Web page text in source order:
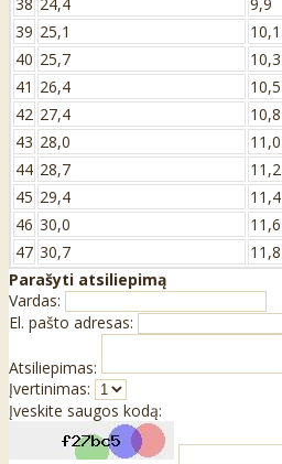
39 25,1
10,1
40 25,7
10,3
41 26,4
10,5
42 27,4
10,8
43 28,0
11,0
44 28,7
11,2
45 29,4
11,4
46 30,0
11,6
47 30,7
11,8
Parašyti atsiliepimą
Vardas:
El. pašto adresas:
Atsiliepimas:
Įvertinimas:
Įveskite saugos kodą: